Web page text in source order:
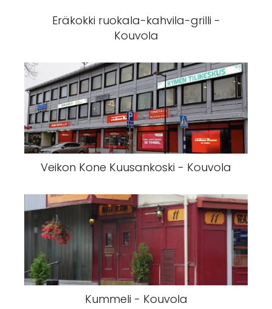
Eräkokki ruokala-kahvila-grilli -
Kouvola
Veikon Kone Kuusankoski - Kouvola
Kummeli - Kouvola